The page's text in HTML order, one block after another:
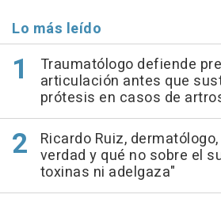
Lo más leído
Traumatólogo defiende
articulación antes que
prótesis en casos de
Ricardo Ruiz,
verdad y qué no sobre el
toxinas ni adelgaza"